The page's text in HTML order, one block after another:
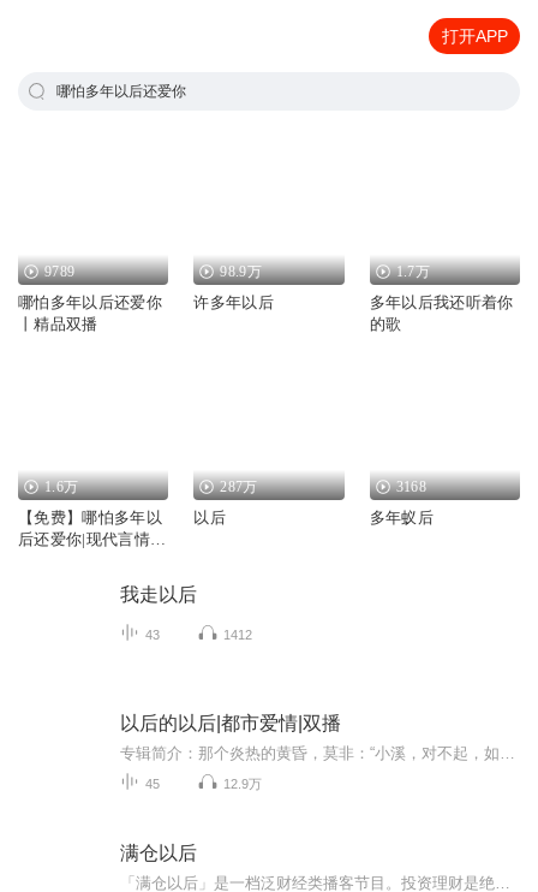
打开APP
哪怕多年以后还爱你
9789
哪怕多年以后还爱你
丨精品双播
98.9万
许多年以后
1.7万
多年以后我还听着你
的歌
1.6万
【免费】哪怕多年以
后还爱你|现代言情|
287万
以后
3168
多年蚁后
我走以后
43 1412
以后的以后|都市爱情|双播
45 12.9万
满仓以后